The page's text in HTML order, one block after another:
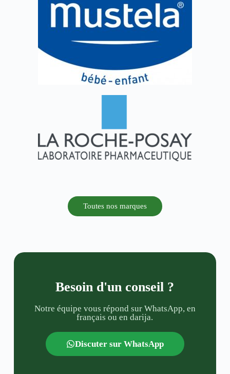
Toutes nos marques
Besoin d'un conseil ?
Notre équipe vous répond sur WhatsApp, en
français ou en darija.
Discuter sur WhatsApp